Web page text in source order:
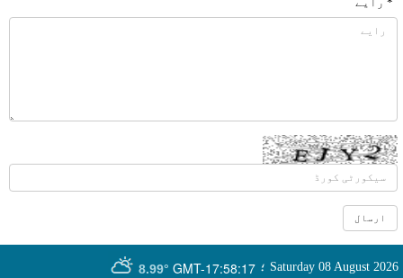
GMT-17:58:17
8.99° Saturday 08 August 2026 ؛